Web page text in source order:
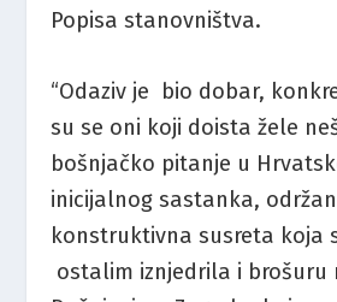
Popisa stanovništva.
“Odaziv je bio dobar,
su se oni koji doista žele
bošnjačko pitanje u
inicijalnog sastanka,
konstruktivna susreta koja
ostalim iznjedrila i brošuru